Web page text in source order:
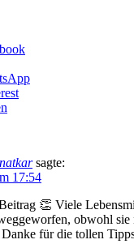
sagte:
17:54
👏 Viele
obwohl sie
für die tollen